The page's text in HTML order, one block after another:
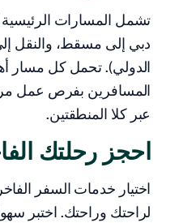
تشمل المسارات
الدولي). تحمل كل مسار
المسافرين بفرص عمل
عبر كلا المنطقتين.
احجز رحلتك
اختيار خدمات السفر
لراحتك وراحتك. اختبر